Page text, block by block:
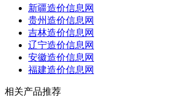
新疆造价信息网
贵州造价信息网
吉林造价信息网
辽宁造价信息网
安徽造价信息网
福建造价信息网
相关产品推荐